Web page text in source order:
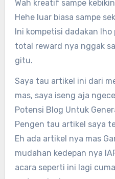
Wah kreatif sampe
Hehe luar biasa sampe
Ini kompetisi dadakan lho
total reward nya nggak
gitu.
Saya tau artikel ini dari
mas, saya iseng aja
Potensi Blog Untuk
Pengen tau artikel saya
Eh ada artikel nya mas
mudahan kedepan nya
acara seperti ini lagi